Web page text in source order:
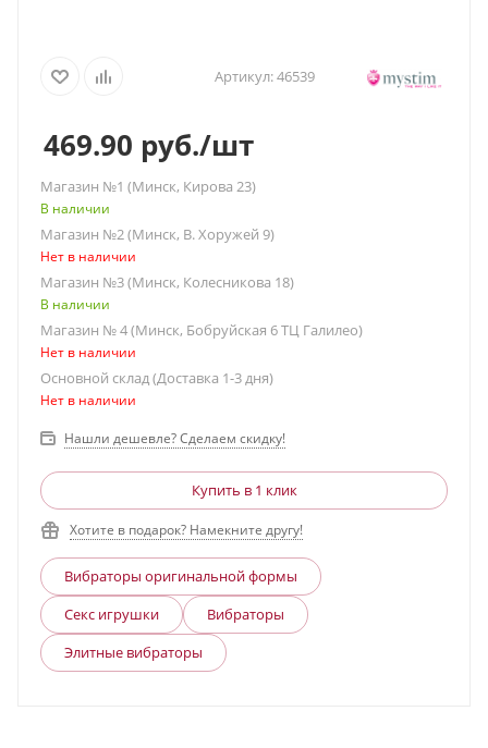
Артикул:46539
469.90 руб./шт
Магазин №1 (Минск, Кирова 23)
В наличии
Магазин №2 (Минск, В. Хоружей 9)
Нет в наличии
Магазин №3 (Минск, Колесникова 18)
В наличии
Магазин № 4 (Минск, Бобруйская 6 ТЦ Галилео)
Нет в наличии
Основной склад (Доставка 1-3 дня)
Нет в наличии
Нашли дешевле? Сделаем скидку!
Купить в 1 клик
Хотите в подарок? Намекните другу!
Вибраторы оригинальной формы
Секс игрушки
Вибраторы
Элитные вибраторы